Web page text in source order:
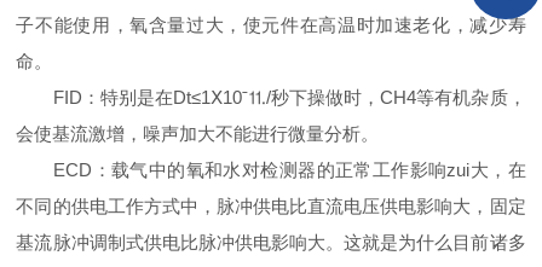
子不能使用，氧含量过大，使元件在高温时加速老化，减少寿
命。
FID：特别是在Dt≤1Ⅹ10ˉ⒒/秒下操做时，CH4等有机杂质，
会使基流激增，噪声加大不能进行微量分析。
ECD：载气中的氧和水对检测器的正常工作影响zui大，在
不同的供电工作方式中，脉冲供电比直流电压供电影响大，固定
基流脉冲调制式供电比脉冲供电影响大。这就是为什么目前诸多